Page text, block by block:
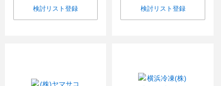
検討リスト登録 検討リスト登録